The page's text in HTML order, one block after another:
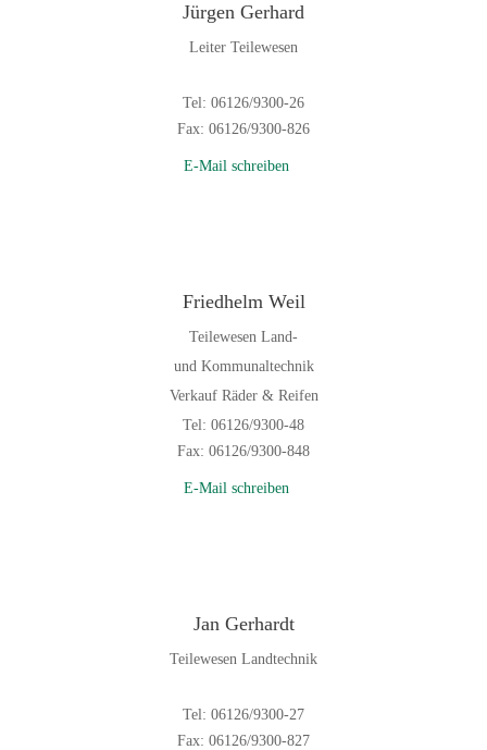
Jürgen Gerhard
Leiter Teilewesen
Tel: 06126/9300-26
Fax: 06126/9300-826
E-Mail schreiben
Friedhelm Weil
Teilewesen Land-
und Kommunaltechnik
Verkauf Räder & Reifen
Tel: 06126/9300-48
Fax: 06126/9300-848
E-Mail schreiben
Jan Gerhardt
Teilewesen Landtechnik
Tel: 06126/9300-27
Fax: 06126/9300-827